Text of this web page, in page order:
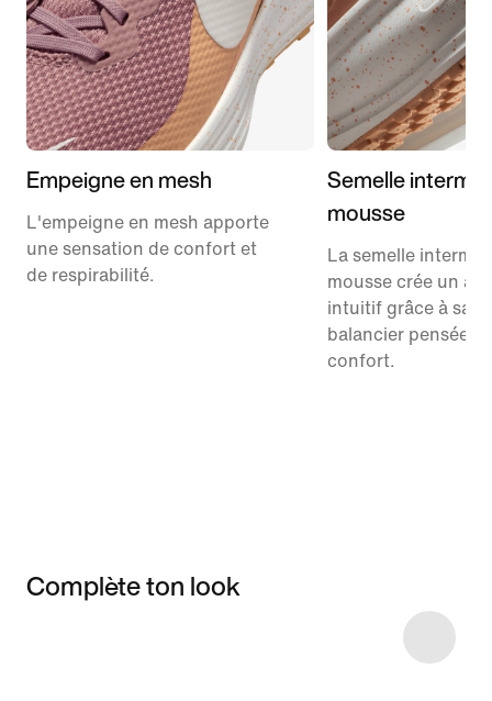
Empeigne en mesh
L'empeigne en mesh apporte
une sensation de confort et
de respirabilité.
Semelle
mousse
La semelle
mousse crée un
intuitif grâce à sa
balancier pensée
confort.
Complète ton look